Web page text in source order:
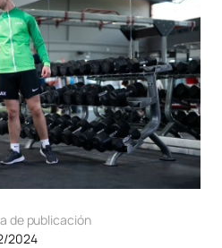
de publicación
2024